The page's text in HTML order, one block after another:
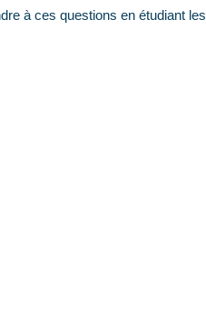
à ces questions en étudiant les